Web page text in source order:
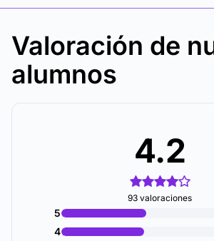
Valoración de
alumnos
4.2
93 valoraciones
5
4